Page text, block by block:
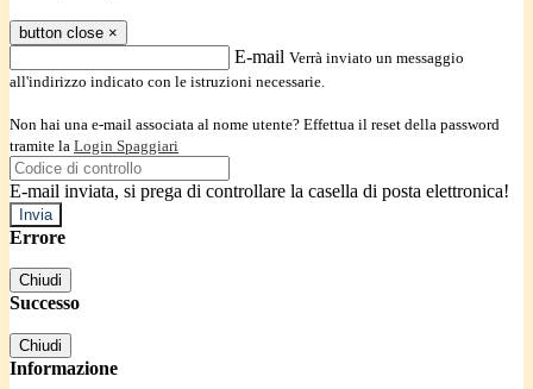
button close ×
E-mail Verrà inviato un messaggio
all'indirizzo indicato con le istruzioni necessarie.
Non hai una e-mail associata al nome utente? Effettua il reset della password
tramite la Login Spaggiari
E-mail inviata, si prega di controllare la casella di posta elettronica!
Errore
Chiudi
Successo
Chiudi
Informazione